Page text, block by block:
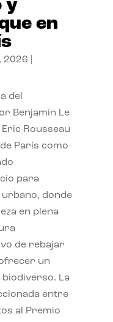
y
en
2026
del
Benjamin Le
Rousseau
París como
para
donde
en plena
de rebajar
un
biodiverso. La
entre
al Premio